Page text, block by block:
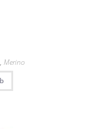
, Merino